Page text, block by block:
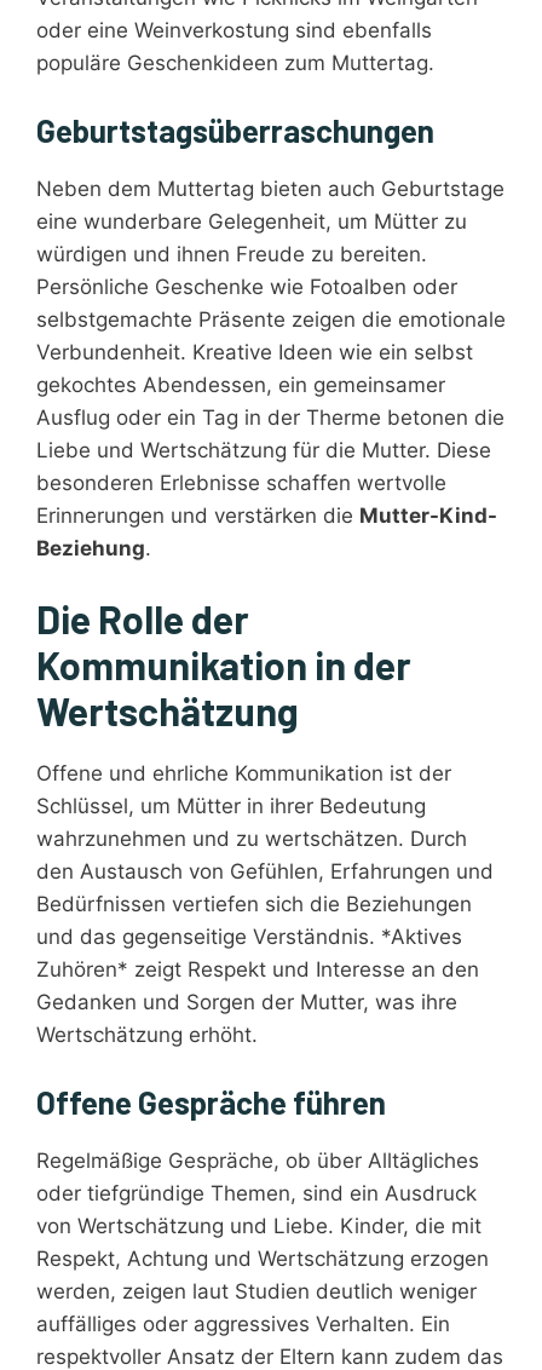
oder eine Weinverkostung sind ebenfalls
populäre Geschenkideen zum Muttertag.
Geburtstagsüberraschungen
Neben dem Muttertag bieten auch Geburtstage
eine wunderbare Gelegenheit, um Mütter zu
würdigen und ihnen Freude zu bereiten.
Persönliche Geschenke wie Fotoalben oder
selbstgemachte Präsente zeigen die emotionale
Verbundenheit. Kreative Ideen wie ein selbst
gekochtes Abendessen, ein gemeinsamer
Ausflug oder ein Tag in der Therme betonen die
Liebe und Wertschätzung für die Mutter. Diese
besonderen Erlebnisse schaffen wertvolle
Erinnerungen und verstärken die Mutter-Kind-
Beziehung.
Die Rolle der
Kommunikation in der
Wertschätzung
Offene und ehrliche Kommunikation ist der
Schlüssel, um Mütter in ihrer Bedeutung
wahrzunehmen und zu wertschätzen. Durch
den Austausch von Gefühlen, Erfahrungen und
Bedürfnissen vertiefen sich die Beziehungen
und das gegenseitige Verständnis. *Aktives
Zuhören* zeigt Respekt und Interesse an den
Gedanken und Sorgen der Mutter, was ihre
Wertschätzung erhöht.
Offene Gespräche führen
Regelmäßige Gespräche, ob über Alltägliches
oder tiefgründige Themen, sind ein Ausdruck
von Wertschätzung und Liebe. Kinder, die mit
Respekt, Achtung und Wertschätzung erzogen
werden, zeigen laut Studien deutlich weniger
auffälliges oder aggressives Verhalten. Ein
respektvoller Ansatz der Eltern kann zudem das